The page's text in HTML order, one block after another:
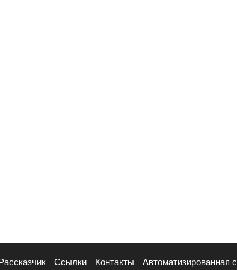
Ссылки Контакты Автоматизированная